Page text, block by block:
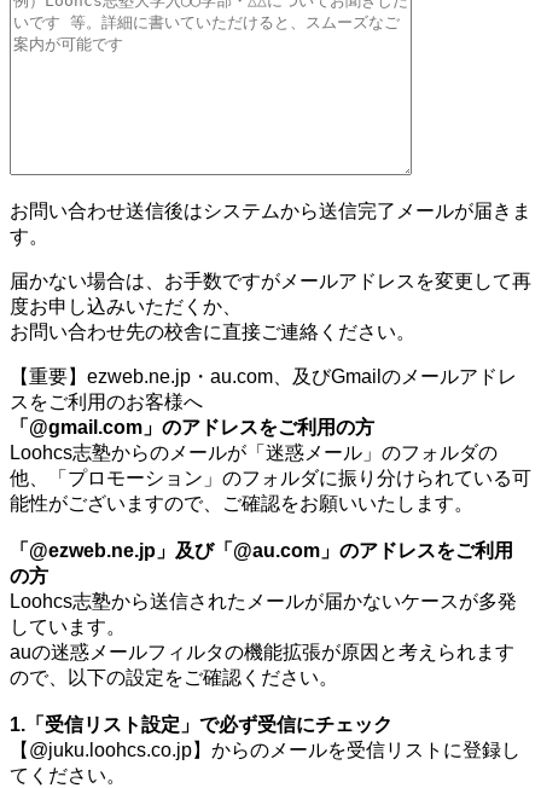
お問い合わせ送信後はシステムから送信完了メールが届きま
す。
届かない場合は、お手数ですがメールアドレスを変更して再
度お申し込みいただくか、
お問い合わせ先の校舎に直接ご連絡ください。
【重要】ezweb.ne.jp・au.com、及びGmailのメールアドレ
スをご利用のお客様へ
「@gmail.com」のアドレスをご利用の方
Loohcs志塾からのメールが「迷惑メール」のフォルダの
他、「プロモーション」のフォルダに振り分けられている可
能性がございますので、ご確認をお願いいたします。
「@ezweb.ne.jp」及び「@au.com」のアドレスをご利用
の方
Loohcs志塾から送信されたメールが届かないケースが多発
しています。
auの迷惑メールフィルタの機能拡張が原因と考えられます
ので、以下の設定をご確認ください。
1.「受信リスト設定」で必ず受信にチェック
【@juku.loohcs.co.jp】からのメールを受信リストに登録し
てください。